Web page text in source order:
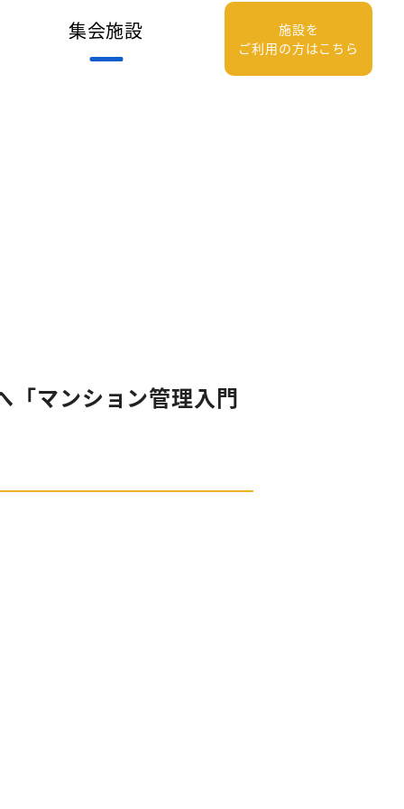
集会施設
施設を
ご利用の方はこちら
「マンション管理入門